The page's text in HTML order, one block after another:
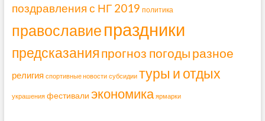
поздравления с НГ 2019 политика
православие праздники
предсказанияпрогноз погоды разное
религия спортивные новости субсидии туры и отдых
украшения фестивали экономика ярмарки